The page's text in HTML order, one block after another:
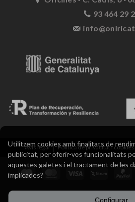
93 464 29
Avís legal Política de privacitat i cookies
Utilitzem cookies amb finalitats de
publicitat, per oferir-vos funcionalitats
aquestes galetes i el tractament de les
implicades?
Configurar